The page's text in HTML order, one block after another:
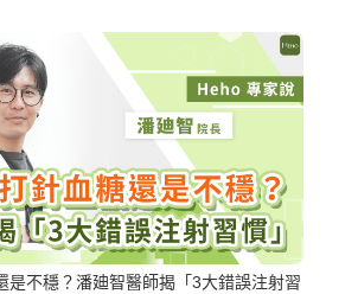
是不穩？潘廸智醫師揭「3大錯誤注射習